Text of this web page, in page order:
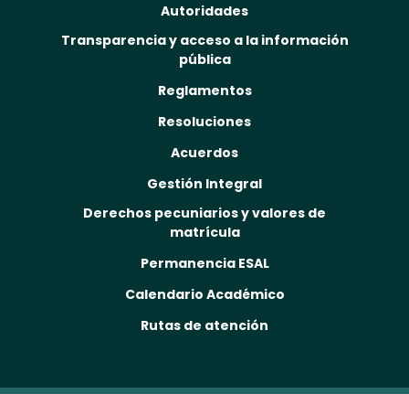
Autoridades
Transparencia y acceso a la información
pública
Reglamentos
Resoluciones
Acuerdos
Gestión Integral
Derechos pecuniarios y valores de
matrícula
Permanencia ESAL
Calendario Académico
Rutas de atención